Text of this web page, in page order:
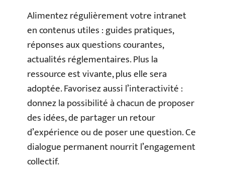
Alimentez régulièrement votre intranet
en contenus utiles : guides pratiques,
réponses aux questions courantes,
actualités réglementaires. Plus la
ressource est vivante, plus elle sera
adoptée. Favorisez aussi l’interactivité :
donnez la possibilité à chacun de proposer
des idées, de partager un retour
d’expérience ou de poser une question. Ce
dialogue permanent nourrit l’engagement
collectif.